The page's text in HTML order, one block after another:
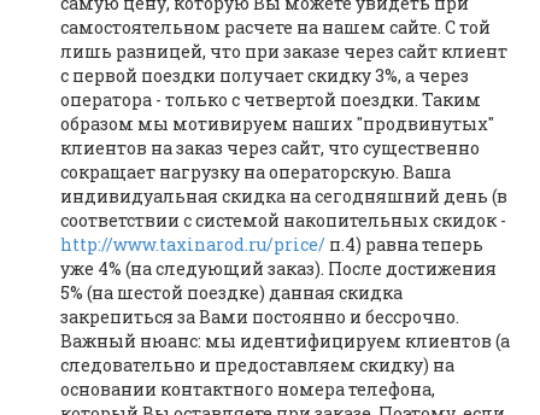
самостоятельном расчете на нашем сайте. С той
лишь разницей, что при заказе через сайт клиент
с первой поездки получает скидку 3%, а через
оператора - только с четвертой поездки. Таким
образом мы мотивируем наших "продвинутых"
клиентов на заказ через сайт, что существенно
сокращает нагрузку на операторскую. Ваша
индивидуальная скидка на сегодняшний день (в
соответствии с системой накопительных скидок -
http://www.taxinarod.ru/price/ п.4) равна теперь
уже 4% (на следующий заказ). После достижения
5% (на шестой поездке) данная скидка
закрепиться за Вами постоянно и бессрочно.
Важный нюанс: мы идентифицируем клиентов (а
следовательно и предоставляем скидку) на
основании контактного номера телефона,